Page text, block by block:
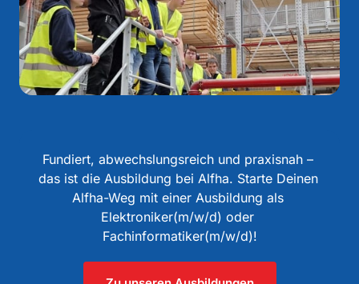
Fundiert, abwechslungsreich und praxisnah –
das ist die Ausbildung bei Alfha. Starte Deinen
Alfha-Weg mit einer Ausbildung als
Elektroniker(m/w/d) oder
Fachinformatiker(m/w/d)!